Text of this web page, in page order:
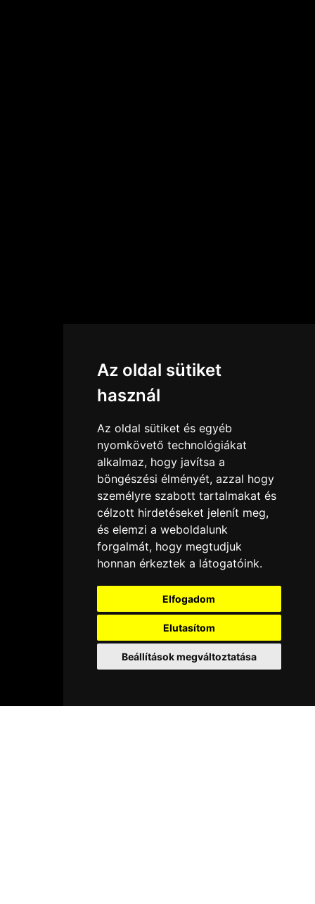
Az oldal sütiket
használ
Az oldal sütiket és egyéb
nyomkövető technológiákat
alkalmaz, hogy javítsa a
böngészési élményét, azzal hogy
személyre szabott tartalmakat és
célzott hirdetéseket jelenít meg,
és elemzi a weboldalunk
forgalmát, hogy megtudjuk
honnan érkeztek a látogatóink.
Elfogadom
Elutasítom
Beállítások megváltoztatása